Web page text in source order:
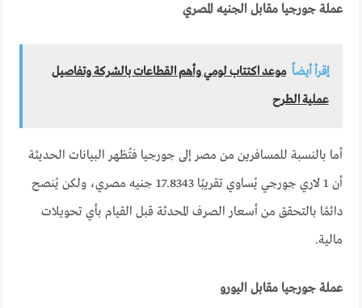
عملة جورجيا مقابل الجنيه المصري
إقرأ أيضاً موعد اكتتاب لومي وأهم القطاعات بالشركة وتفاصيل
عملية الطرح
أما بالنسبة للمسافرين من مصر إلى جورجيا فتُظهر البيانات الحديثة
أن 1 لاري جورجي يُساوي تقريبًا 17.8343 جنيه مصري، ولكن يُنصح
دائمًا بالتحقق من أسعار الصرف المحدثة قبل القيام بأي تحويلات
مالية.
عملة جورجيا مقابل اليورو